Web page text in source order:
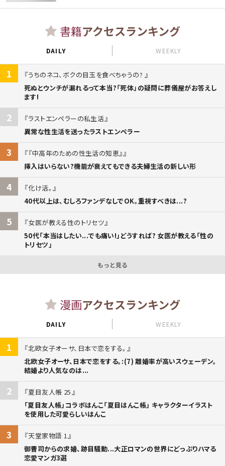
書籍アクセスランキング
DAILY WEEKLY
1
うちのネコ、ボクの目玉を食べちゃうの?
死ぬとウンチが漏れるって本当?「死体」の疑問に葬儀屋がお答えし
ます!
2
ラストエンペラーの私生活
異常な性生活を送ったラストエンペラー
3
『中高年のための性生活の知恵』
挿入はいらない?機能が衰えてもできる夫婦生活の新しい形
4
化け活。
40代以上は、むしろファンデなしでOK。重視すべきは...?
5
女医が教える性のトリセツ
50代「本当はしたい...でも痛い!」どうすれば? 女医が教える「性の
トリセツ」
もっと見る
漫画アクセスランキング
DAILY WEEKLY
1
北欧女子オーサ、日本で恋をする。
北欧女子オーサ、日本で恋をする。:(7) 離婚率が高いスウェーデン。
結婚より人気なのは...
2
夏目友人帳 25
「夏目友人帳」コラボはんこ「夏目はんこ帳」 キャラクターイラスト
を使用した可愛らしいはんこ
3
天堂家物語 1
御曹司からの求婚、跡目騒動...大正ロマンの世界にどっぷりハマる
恋愛マンガ3選